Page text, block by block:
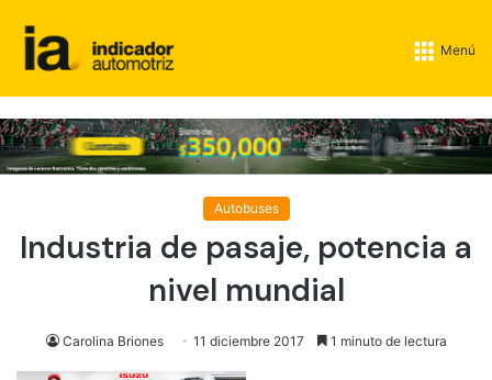
Menú
Autobuses
Industria de pasaje, potencia a
nivel mundial
Carolina Briones 11 diciembre 2017 1 minuto de lectura